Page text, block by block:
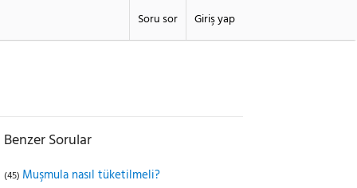
Giriş yap
Soru sor
Benzer Sorular
(45) Muşmula nasıl tüketilmeli?